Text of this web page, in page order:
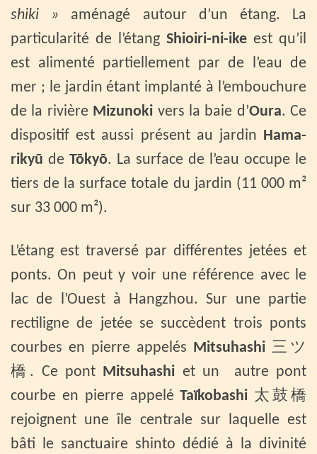
shiki » aménagé autour d’un étang. La
particularité de l’étang Shioiri-ni-ike est qu’il
est alimenté partiellement par de l’eau de
mer ; le jardin étant implanté à l’embouchure
de la rivière Mizunoki vers la baie d’Oura. Ce
dispositif est aussi présent au jardin Hama-
rikyū de Tōkyō. La surface de l’eau occupe le
tiers de la surface totale du jardin (11 000 m²
sur 33 000 m²).
L’étang est traversé par différentes jetées et
ponts. On peut y voir une référence avec le
lac de l’Ouest à Hangzhou. Sur une partie
rectiligne de jetée se succèdent trois ponts
courbes en pierre appelés Mitsuhashi 三ツ
橋. Ce pont Mitsuhashi et un autre pont
courbe en pierre appeléTaïkobashi 太鼓橋
rejoignent une île centrale sur laquelle est
bâti le sanctuaire shinto dédié à la divinité